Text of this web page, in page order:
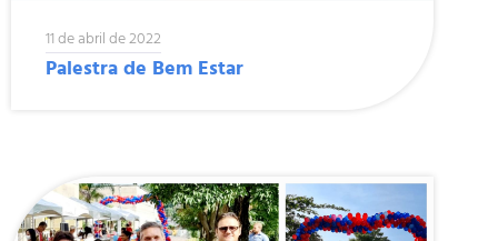
11 de abril de 2022
Palestra de Bem Estar